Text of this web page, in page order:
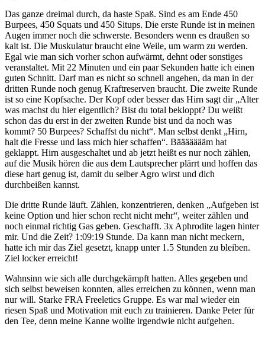
Das ganze dreimal durch, da haste Spaß. Sind es am Ende 450
Burpees, 450 Squats und 450 Situps. Die erste Runde ist in meinen
Augen immer noch die schwerste. Besonders wenn es draußen so
kalt ist. Die Muskulatur braucht eine Weile, um warm zu werden.
Egal wie man sich vorher schon aufwärmt, dehnt oder sonstiges
veranstaltet. Mit 22 Minuten und ein paar Sekunden hatte ich einen
guten Schnitt. Darf man es nicht so schnell angehen, da man in der
dritten Runde noch genug Kraftreserven braucht. Die zweite Runde
ist so eine Kopfsache. Der Kopf oder besser das Hirn sagt dir „Alter
was machst du hier eigentlich? Bist du total bekloppt? Du weißt
schon das du erst in der zweiten Runde bist und da noch was
kommt? 50 Burpees? Schaffst du nicht“. Man selbst denkt „Hirn,
halt die Fresse und lass mich hier schaffen“. Bäääääääm hat
geklappt. Hirn ausgeschaltet und ab jetzt heißt es nur noch zählen,
auf die Musik hören die aus dem Lautsprecher plärrt und hoffen das
diese hart genug ist, damit du selber Agro wirst und dich
durchbeißen kannst.
Die dritte Runde läuft. Zählen, konzentrieren, denken „Aufgeben ist
keine Option und hier schon recht nicht mehr“, weiter zählen und
noch einmal richtig Gas geben. Geschafft. 3x Aphrodite lagen hinter
mir. Und die Zeit? 1:09:19 Stunde. Da kann man nicht meckern,
hatte ich mir das Ziel gesetzt, knapp unter 1.5 Stunden zu bleiben.
Ziel locker erreicht!
Wahnsinn wie sich alle durchgekämpft hatten. Alles gegeben und
sich selbst beweisen konnten, alles erreichen zu können, wenn man
nur will. Starke FRA Freeletics Gruppe. Es war mal wieder ein
riesen Spaß und Motivation mit euch zu trainieren. Danke Peter für
den Tee, denn meine Kanne wollte irgendwie nicht aufgehen.